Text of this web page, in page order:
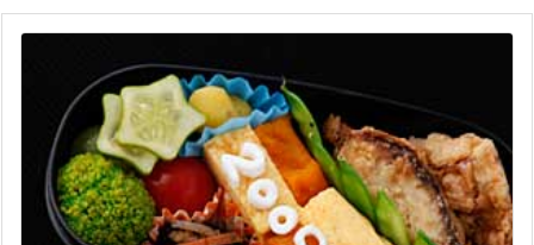

次へ